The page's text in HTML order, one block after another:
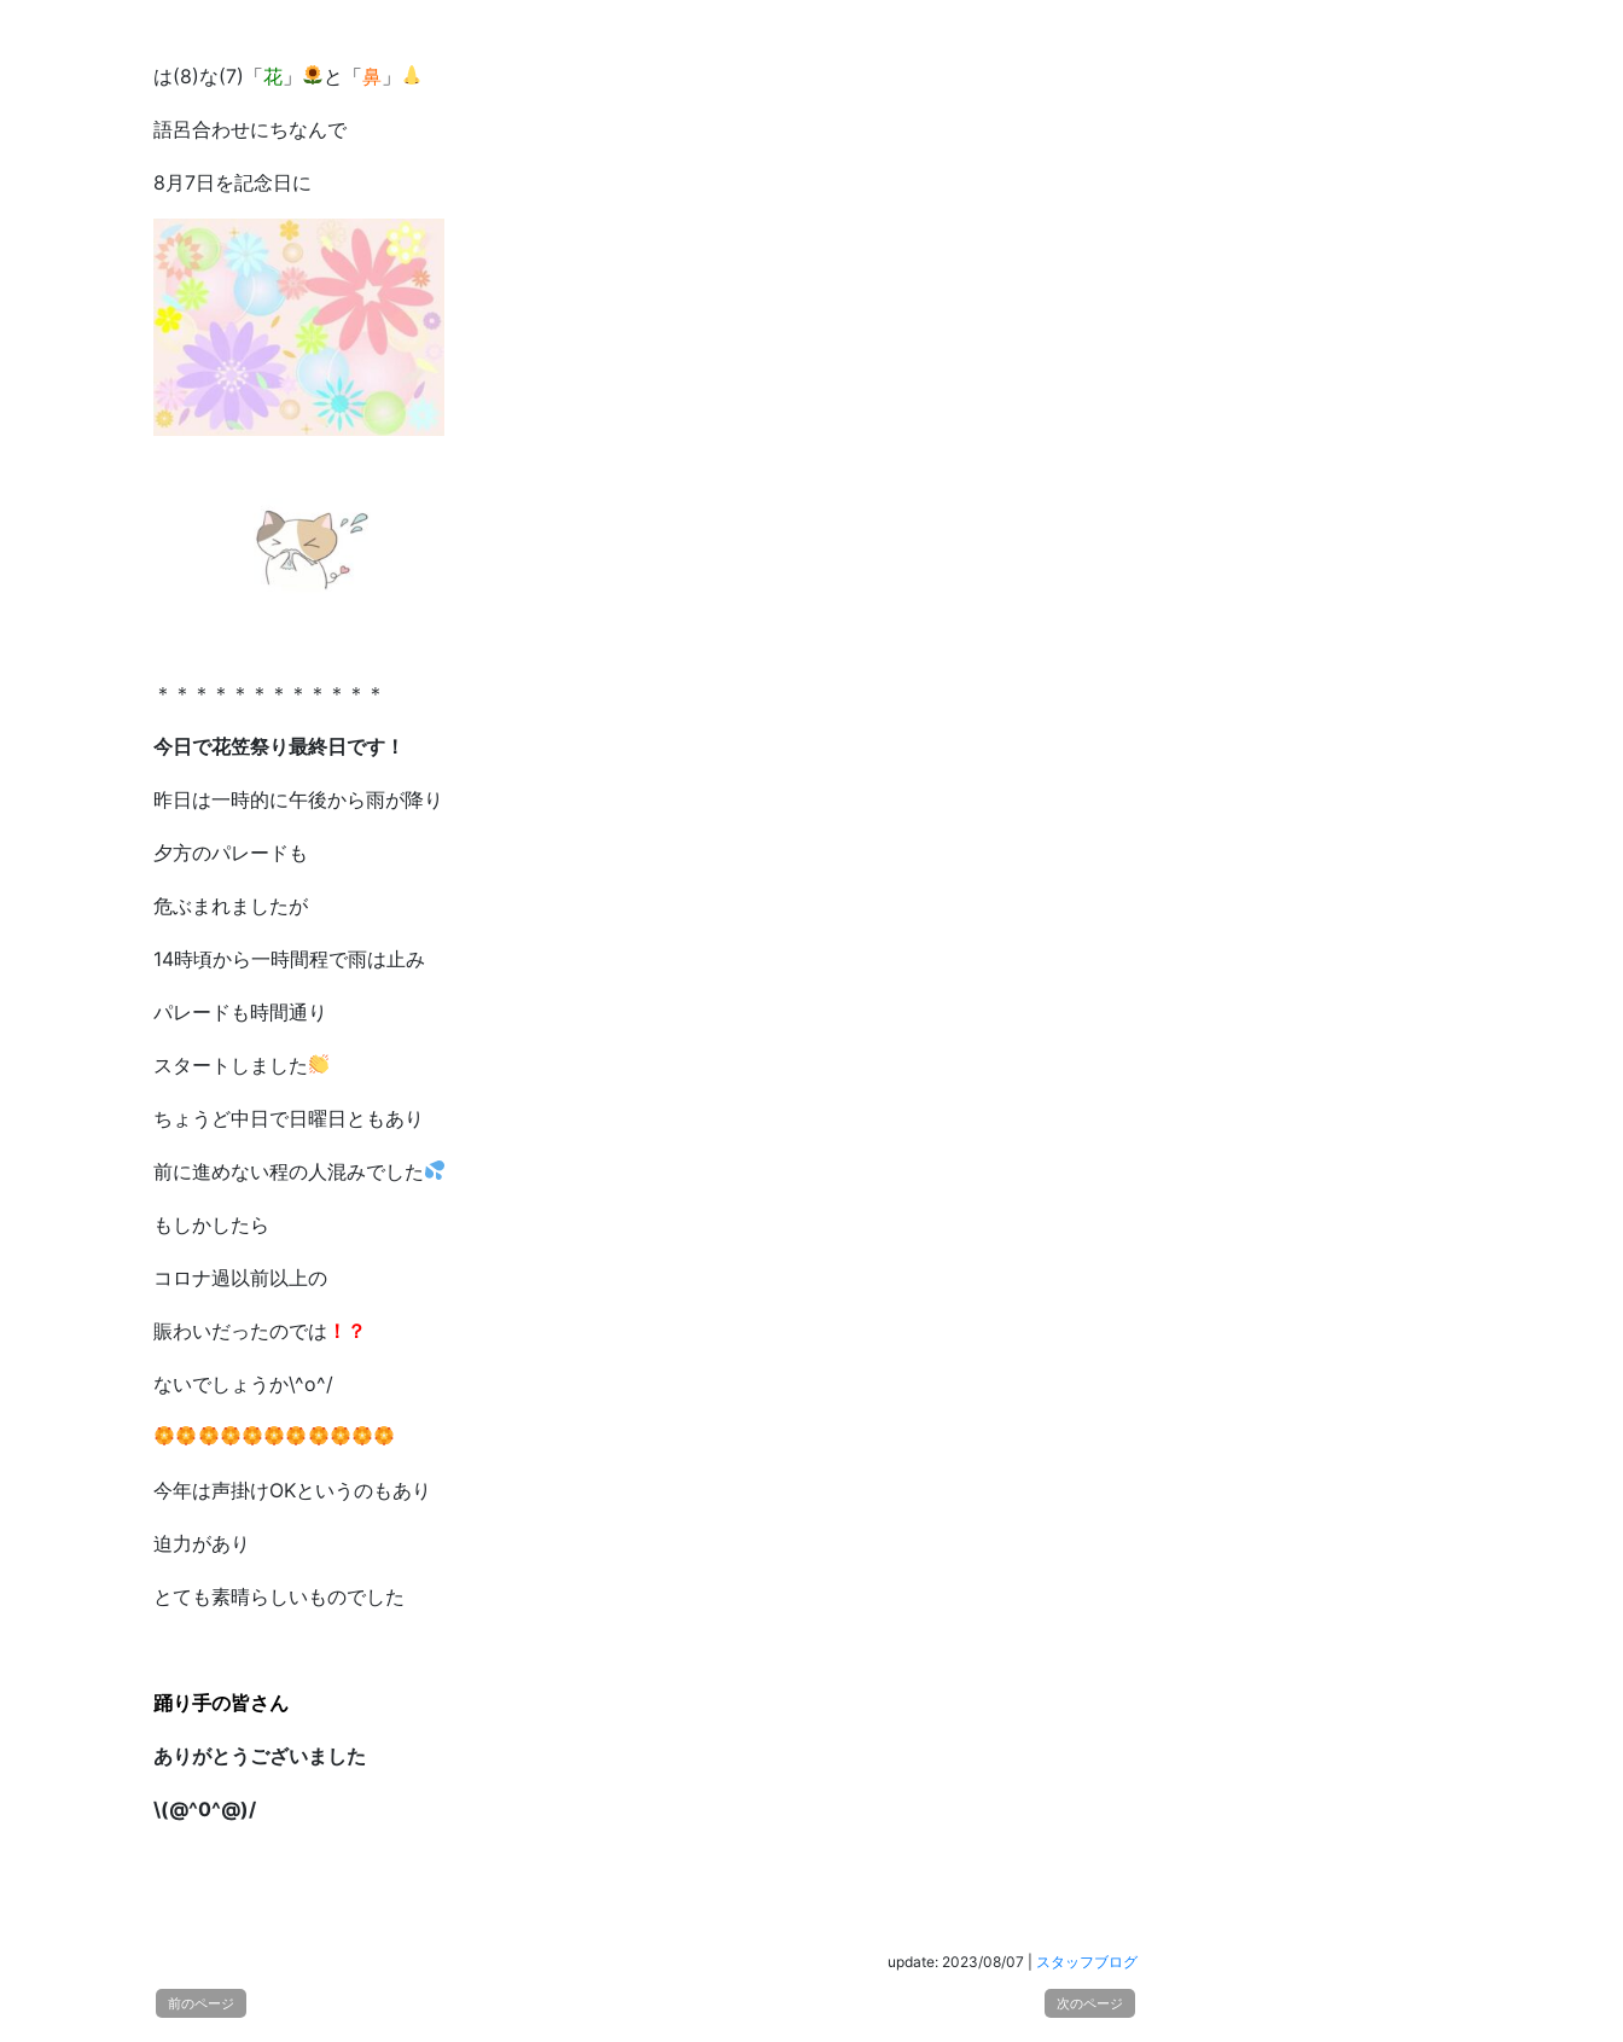
は(8)な(7)「花 」 と「鼻 」
語呂合わせにちなんで
8月7日を記念日に
＊＊＊＊＊＊＊＊＊＊＊＊
今日で花笠祭り最終日です！
昨日は一時的に午後から雨が降り
夕方のパレードも
危ぶまれましたが
14時頃から一時間程で雨は止み
パレードも時間通り
スタートしました
ちょうど中日で日曜日ともあり
前に進めない程の人混みでした
もしかしたら
コロナ過以前以上の
賑わいだったのでは ！？
ないでしょうか\^o^/
今年は声掛けOKというのもあり
迫力があり
とても素晴らしいものでした
踊り手の皆さん
ありがとうございました
\(@^0^@)/
update: 2023/08/07 スタッフブログ
前のページ 次のページ